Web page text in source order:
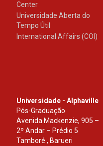
Center
Universidade Aberta do
Tempo Útil
International Affairs (COI)
Universidade - Alphaville
Pós-Graduação
Avenida Mackenzie, 905 –
2º Andar – Prédio 5
Tamboré , Barueri